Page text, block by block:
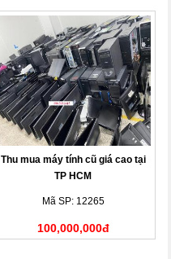
Thu mua máy tính cũ giá cao tại
TP HCM
Mã SP: 12265
100,000,000đ